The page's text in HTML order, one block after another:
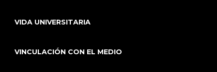
VIDA UNIVERSITARIA
VINCULACIÓN CON EL MEDIO